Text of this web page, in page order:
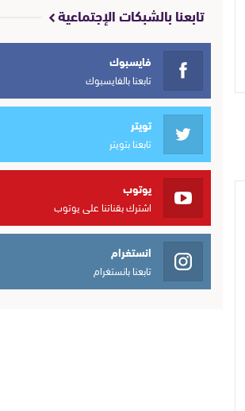
تابعنا بالشبكات الإجتماعية
فايسبوك
تابعنا بالفايسبوك
تويتر
تابعنا بتويتر
يوتوب
اشترك بقناتنا على يوتوب
انستغرام
تابعنا بانستغرام